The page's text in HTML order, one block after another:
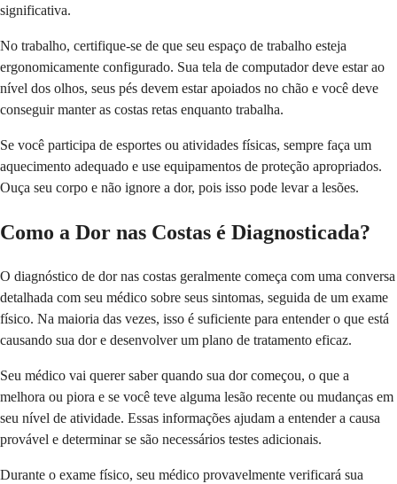
significativa.
No trabalho, certifique-se de que seu espaço de trabalho esteja
ergonomicamente configurado. Sua tela de computador deve estar ao
nível dos olhos, seus pés devem estar apoiados no chão e você deve
conseguir manter as costas retas enquanto trabalha.
Se você participa de esportes ou atividades físicas, sempre faça um
aquecimento adequado e use equipamentos de proteção apropriados.
Ouça seu corpo e não ignore a dor, pois isso pode levar a lesões.
Como a Dor nas Costas é Diagnosticada?
O diagnóstico de dor nas costas geralmente começa com uma conversa
detalhada com seu médico sobre seus sintomas, seguida de um exame
físico. Na maioria das vezes, isso é suficiente para entender o que está
causando sua dor e desenvolver um plano de tratamento eficaz.
Seu médico vai querer saber quando sua dor começou, o que a
melhora ou piora e se você teve alguma lesão recente ou mudanças em
seu nível de atividade. Essas informações ajudam a entender a causa
provável e determinar se são necessários testes adicionais.
Durante o exame físico, seu médico provavelmente verificará sua